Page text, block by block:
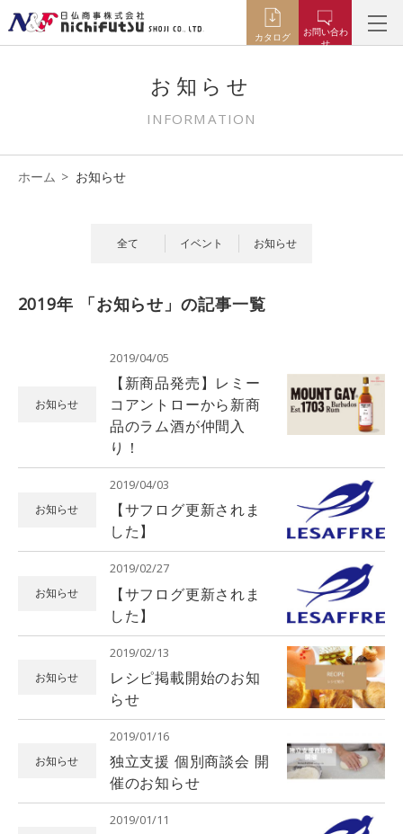
カタログ
お問い合わ
せ
お知らせ
INFORMATION
ホーム お知らせ
全て イベント お知らせ
2019年 「お知らせ」の記事一覧
お知らせ
2019/04/05
【新商品発売】レミー
コアントローから新商
品のラム酒が仲間入
り！
お知らせ
2019/04/03
【サフログ更新されま
した】
お知らせ
2019/02/27
【サフログ更新されま
した】
お知らせ
2019/02/13
レシピ掲載開始のお知
らせ
お知らせ
2019/01/16
独立支援 個別商談会 開
催のお知らせ
2019/01/11